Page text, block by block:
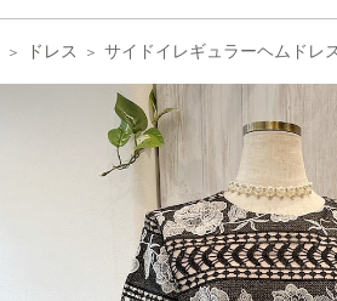
ドレス サイドイレギュラーヘムドレ